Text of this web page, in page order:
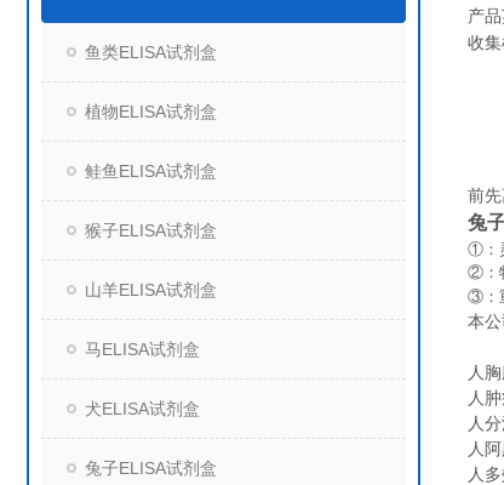
鱼类ELISA试剂盒
植物ELISA试剂盒
鲑鱼ELISA试剂盒
猴子ELISA试剂盒
山羊ELISA试剂盒
马ELISA试剂盒
犬ELISA试剂盒
兔子ELISA试剂盒
产品
收集
1.
2.
3.
4.
5.
前
兔
①：
②：
③：
本
人
人
人
人
人